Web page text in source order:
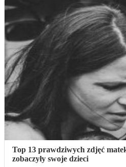
Top 13 prawdziwych zdjęć
zobaczyły swoje dzieci